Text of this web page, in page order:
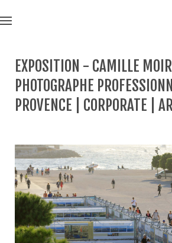
EXPOSITION - CAMILLE
PHOTOGRAPHE
PROVENCE | CORPORATE |